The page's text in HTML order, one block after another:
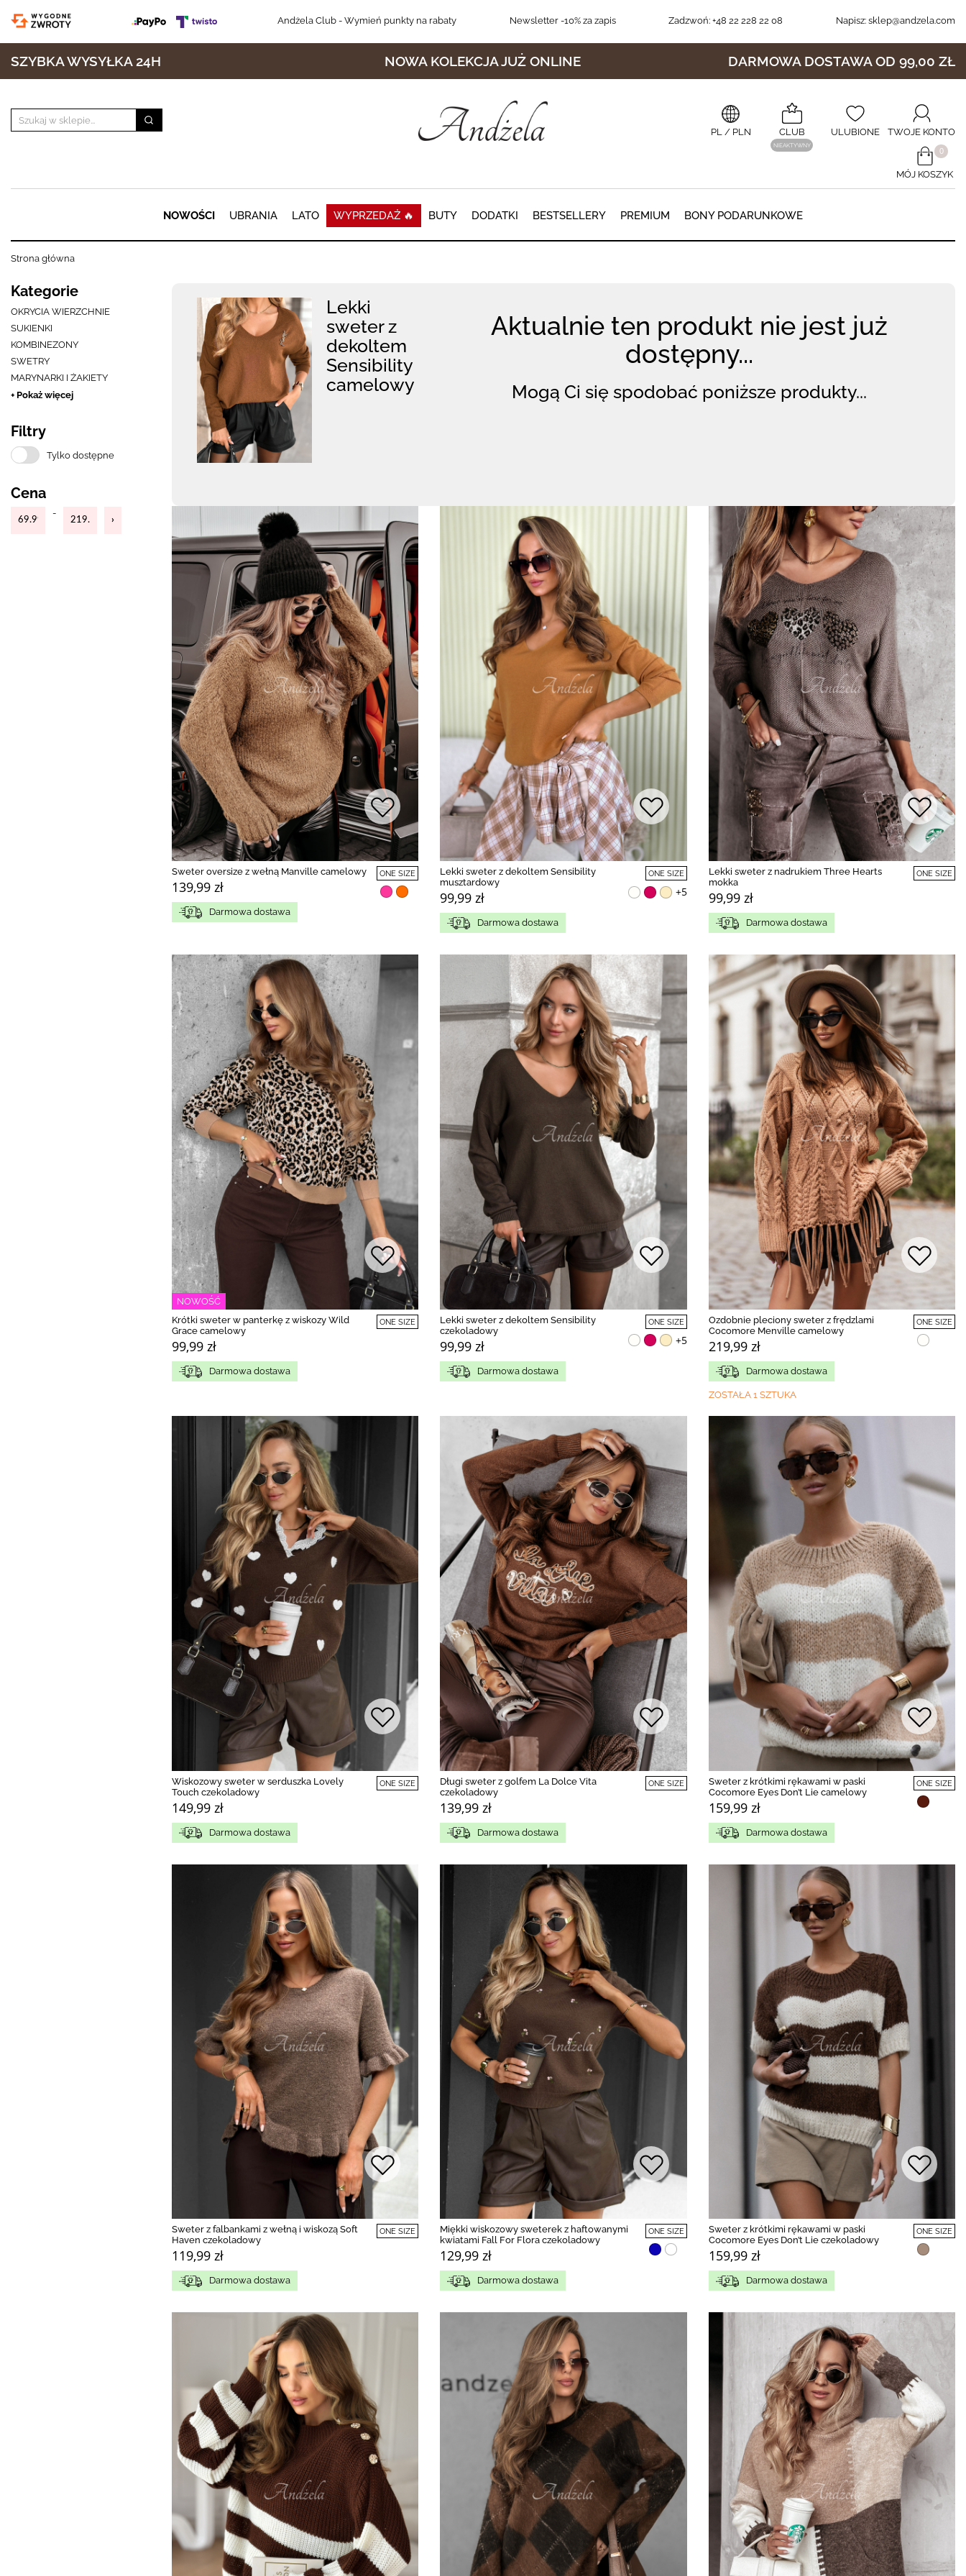
Andżela Club- Wymień punkty na rabaty Newsletter-10% za zapis Zadzwoń: +48 22 228 22 08 Napisz: sklep@andzela.com
SZYBKA WYSYŁKA 24H NOWA KOLEKCJA JUŻ ONLINE DARMOWA DOSTAWA OD 99,00 ZŁ
PL/ PLN CLUB
NIEAKTYWNY
ULUBIONE TWOJE KONTO
​0
MÓJ KOSZYK
NOWOŚCI UBRANIA LATO WYPRZEDAŻ 🔥 BUTY DODATKI BESTSELLERY PREMIUM BONY PODARUNKOWE
Strona główna
Kategorie
OKRYCIA WIERZCHNIE
SUKIENKI
KOMBINEZONY
SWETRY
MARYNARKI I ŻAKIETY
+ Pokaż więcej
Filtry
Tylko dostępne
Cena
-
Lekki
sweter z
dekoltem
Sensibility
camelowy
Aktualnie ten produkt nie jest już
dostępny...
Mogą Ci się spodobać poniższe produkty...
Sweter oversize z wełną Manville camelowy
139,99 zł
ONE SIZE
Darmowa dostawa
Lekki sweter z dekoltem Sensibility
musztardowy
99,99 zł
ONE SIZE
+5
Darmowa dostawa
Lekki sweter z nadrukiem Three Hearts
mokka
99,99 zł
ONE SIZE
Darmowa dostawa
NOWOŚĆ
Krótki sweter w panterkę z wiskozy Wild
Grace camelowy
99,99 zł
ONE SIZE
Darmowa dostawa
Lekki sweter z dekoltem Sensibility
czekoladowy
99,99 zł
ONE SIZE
+5
Darmowa dostawa
Ozdobnie pleciony sweter z frędzlami
Cocomore Menville camelowy
219,99 zł
ONE SIZE
Darmowa dostawa
ZOSTAŁA 1 SZTUKA
Wiskozowy sweter w serduszka Lovely
Touch czekoladowy
149,99 zł
ONE SIZE
Darmowa dostawa
Długi sweter z golfem La Dolce Vita
czekoladowy
139,99 zł
ONE SIZE
Darmowa dostawa
Sweter z krótkimi rękawami w paski
Cocomore Eyes Don’t Lie camelowy
159,99 zł
ONE SIZE
Darmowa dostawa
Sweter z falbankami z wełną i wiskozą Soft
Haven czekoladowy
119,99 zł
ONE SIZE
Darmowa dostawa
Miękki wiskozowy sweterek z haftowanymi
kwiatami Fall For Flora czekoladowy
129,99 zł
ONE SIZE
Darmowa dostawa
Sweter z krótkimi rękawami w paski
Cocomore Eyes Don’t Lie czekoladowy
159,99 zł
ONE SIZE
Darmowa dostawa